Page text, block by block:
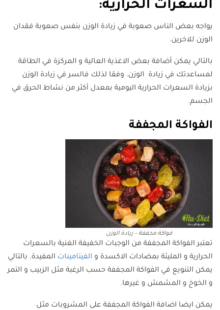
السعرات الحرارية:
يواجه بعض الناس صعوبة في زيادة الوزن بنفس صعوبة فقدان
الوزن للاخرين.
بالتالي يمكن أضافة بعض الاغذية العالية و المركزة في الطاقة
لمساعدتك في زيادة الوزن. وفقا لذلك فالسر في زيادة الوزن
بزيادة السعرات الحرارية اليومية بمعدل أكثر من نشاط الحرق في
الجسم.
الفواكة المجففة
فواكة مجففة – زيادة الوزن
تعتبر الفواكة المجففة من الوجبات الخفيفة الغنية بالسعرات
الحرارية و المليئة بمضادات الاكسدة و الفيتامينات المفيدة. بالتالي
يمكن التنويع في الفواكة المجففة حسب الرغبة مثل الزبيب و التمر
و الخوخ و المشمش و غيرها.
يمكن ايضا اضافة الفواكة المجففة على المشروبات مثل